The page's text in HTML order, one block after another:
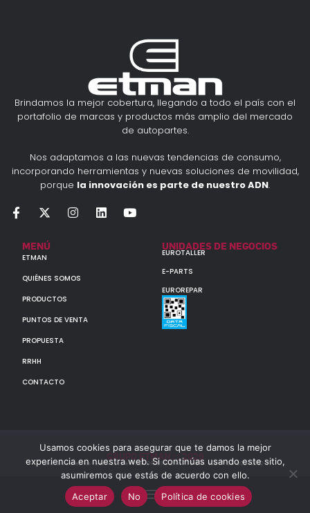
Brindamos la mejor cobertura, llegando a todo el país con el
portafolio de marcas y productos más amplio del mercado
de autopartes.
Nos adaptamos a las nuevas tendencias de consumo,
incorporando herramientas y nuevas soluciones de movilidad,
porque la innovación es parte de nuestro ADN.
MENÚ
ETMAN
QUIÉNES SOMOS
PRODUCTOS
PUNTOS DE VENTA
PROPUESTA
RRHH
CONTACTO
UNIDADES DE NEGOCIOS
EUROTALLER
E-PARTS
EUROREPAR
GRUPO ETMAN : : 2026
Todos los derechos reservados a MULTIORIGINAL PARTS S.A. (CUIT: 30-60142852-7)
Usamos cookies para asegurar que te damos la mejor
experiencia en nuestra web. Si continúas usando este sitio,
asumiremos que estás de acuerdo con ello.
Aceptar
No Política de cookies